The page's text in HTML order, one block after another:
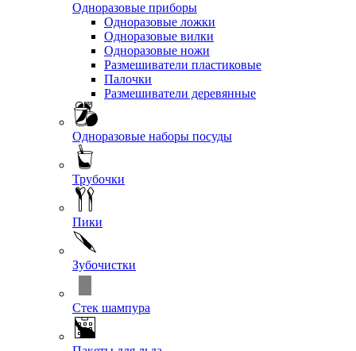
Одноразовые приборы
Одноразовые ложки
Одноразовые вилки
Одноразовые ножи
Размешиватели пластиковые
Палочки
Размешиватели деревянные
Одноразовые наборы посуды
Трубочки
Пики
Зубочистки
Стек шампура